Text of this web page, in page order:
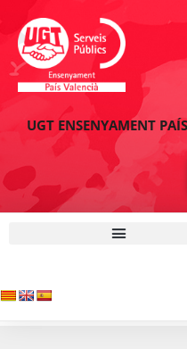
UGT ENSENYAMENT